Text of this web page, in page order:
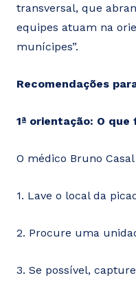
transversal, que
equipes atuam na
munícipes”.
Recomendações
1ª orientação: O
O médico Bruno
1. Lave o local da
2. Procure uma
3. Se possível,